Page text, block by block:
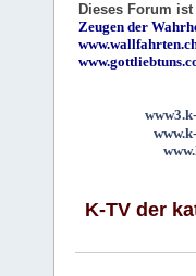
Dieses Forum
Zeugen der
K-TV der